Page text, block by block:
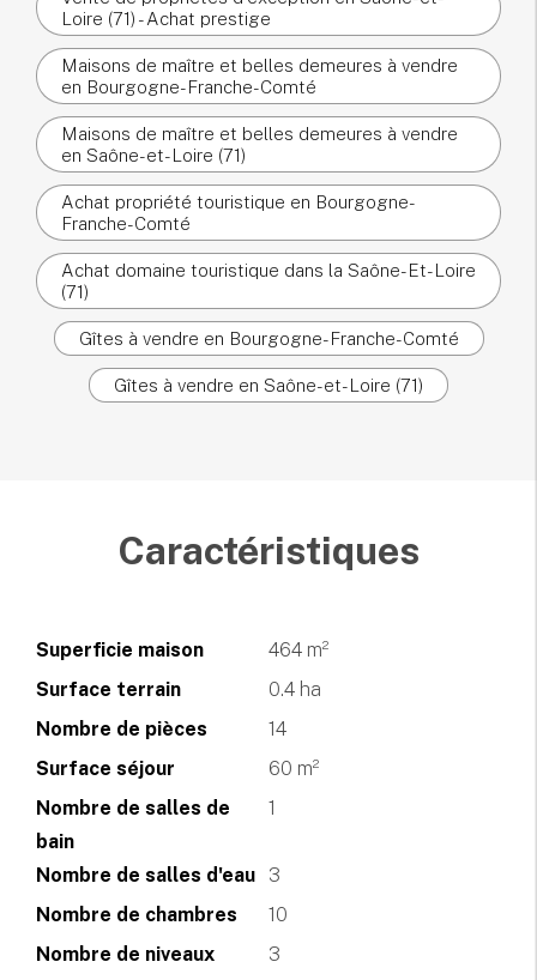
Loire (71) - Achat prestige
Maisons de maître et belles demeures à vendre
en Bourgogne-Franche-Comté
Maisons de maître et belles demeures à vendre
en Saône-et-Loire (71)
Achat propriété touristique en Bourgogne-
Franche-Comté
Achat domaine touristique dans la Saône-Et-Loire
(71)
Gîtes à vendre en Bourgogne-Franche-Comté
Gîtes à vendre en Saône-et-Loire (71)
Caractéristiques
Superficie maison
464 m²
Surface terrain
0.4 ha
Nombre de pièces
14
Surface séjour
60 m²
Nombre de salles de
bain
1
Nombre de salles d'eau
3
Nombre de chambres
10
Nombre de niveaux
3